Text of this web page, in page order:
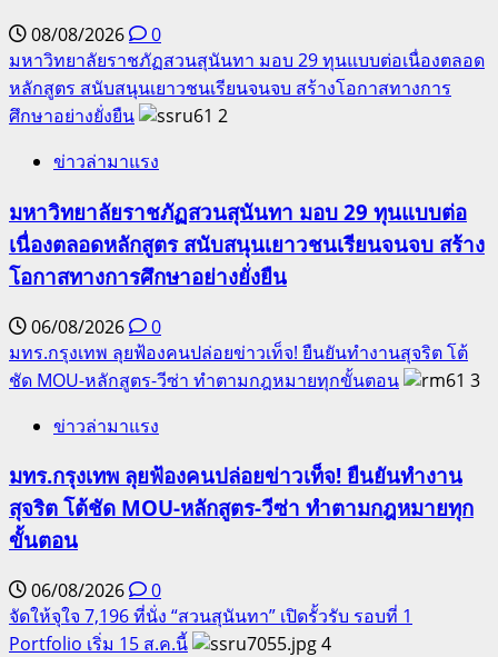
08/08/2026
0
มหาวิทยาลัยราชภัฏสวนสุนันทา มอบ 29 ทุนแบบต่อเนื่องตลอด
หลักสูตร สนับสนุนเยาวชนเรียนจนจบ สร้างโอกาสทางการ
ศึกษาอย่างยั่งยืน
2
ข่าวล่ามาแรง
มหาวิทยาลัยราชภัฏสวนสุนันทา มอบ 29 ทุนแบบต่อ
เนื่องตลอดหลักสูตร สนับสนุนเยาวชนเรียนจนจบ สร้าง
โอกาสทางการศึกษาอย่างยั่งยืน
06/08/2026
0
มทร.กรุงเทพ ลุยฟ้องคนปล่อยข่าวเท็จ! ยืนยันทำงานสุจริต โต้
ชัด MOU-หลักสูตร-วีซ่า ทำตามกฎหมายทุกขั้นตอน
3
ข่าวล่ามาแรง
มทร.กรุงเทพ ลุยฟ้องคนปล่อยข่าวเท็จ! ยืนยันทำงาน
สุจริต โต้ชัด MOU-หลักสูตร-วีซ่า ทำตามกฎหมายทุก
ขั้นตอน
06/08/2026
0
จัดให้จุใจ 7,196 ที่นั่ง “สวนสุนันทา” เปิดรั้วรับ รอบที่ 1
Portfolio เริ่ม 15 ส.ค.นี้
4